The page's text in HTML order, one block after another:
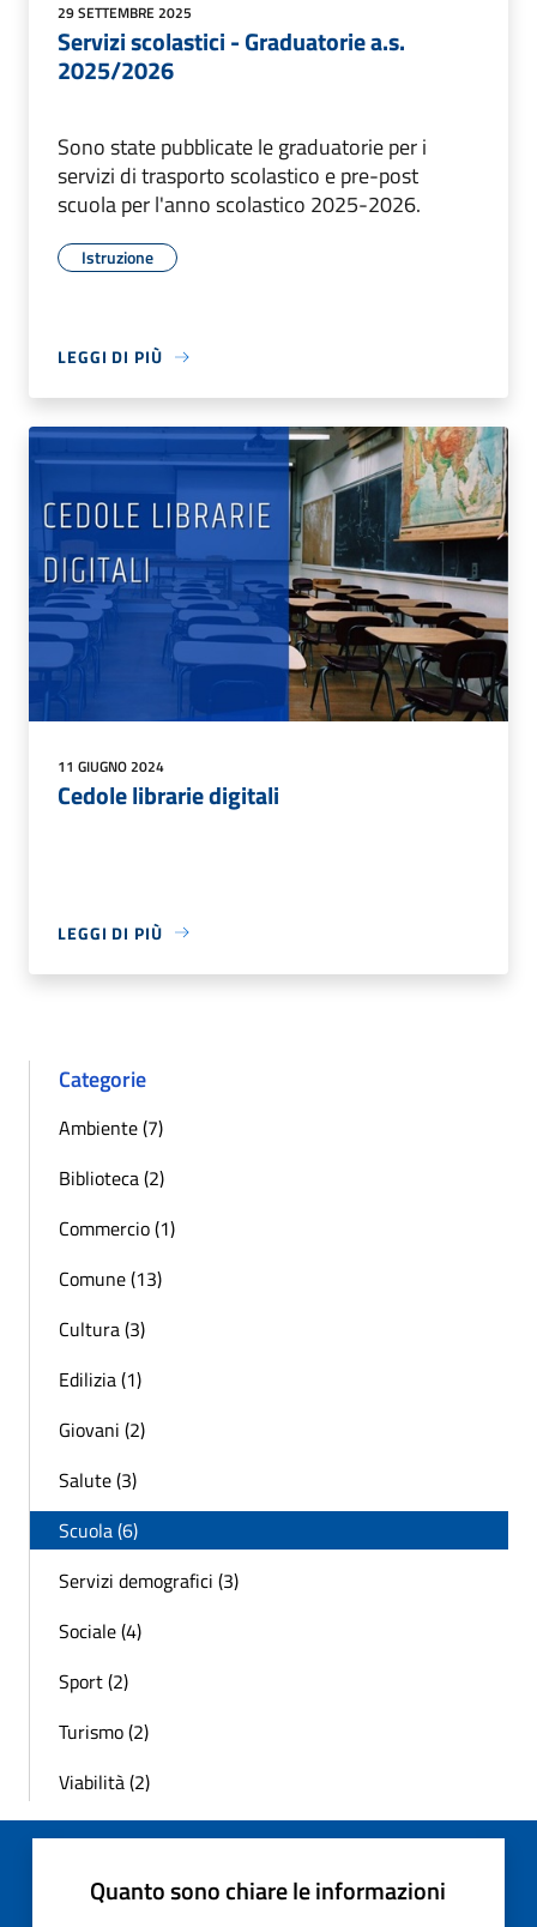
29 SETTEMBRE 2025
Servizi scolastici - Graduatorie a.s.
2025/2026
Sono state pubblicate le graduatorie per i
servizi di trasporto scolastico e pre-post
scuola per l'anno scolastico 2025-2026.
Istruzione
LEGGI DI PIÙ
11 GIUGNO 2024
Cedole librarie digitali
LEGGI DI PIÙ
Categorie
Ambiente (7)
Biblioteca (2)
Commercio (1)
Comune (13)
Cultura (3)
Edilizia (1)
Giovani (2)
Salute (3)
Scuola (6)
Servizi demografici (3)
Sociale (4)
Sport (2)
Turismo (2)
Viabilità (2)
Quanto sono chiare le informazioni